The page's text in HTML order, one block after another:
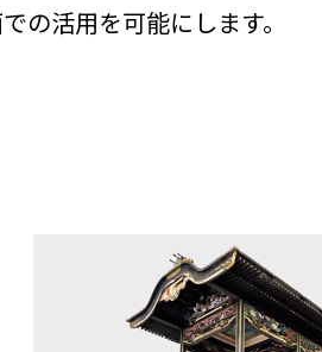
の活用を可能にします。